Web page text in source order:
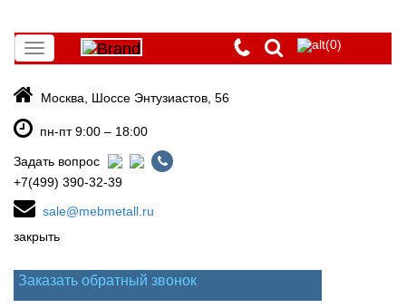
Toggle
navigation
(0)
Москва, Шоссе Энтузиастов, 56
пн-пт 9:00 – 18:00
Задать вопрос
+7(499) 390-32-39
sale@mebmetall.ru
закрыть
Заказать обратный звонок